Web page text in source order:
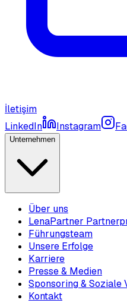
İletişim
LinkedIn
Instagram
Unternehmen
Über uns
LenaPartner
Führungsteam
Unsere Erfolge
Karriere
Presse & Medien
Sponsoring & Soziale
Kontakt